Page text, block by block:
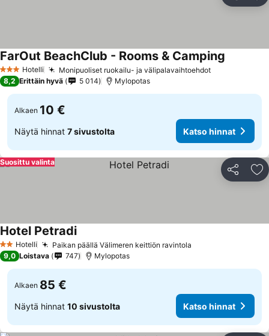
3 Tähtiluokitus
Hotelli Monipuoliset ruokailu- ja välipalavaihtoehdot
FarOut BeachClub - Rooms & Camping
8,2 Erittäin hyvä 5 014 Mylopotas
Alkaen 10 €
Näytä hinnat 7 sivustolta Katso hinnat
Jaa
Suosittu valinta
2 Tähtiluokitus
Hotelli Paikan päällä Välimeren keittiön ravintola
Hotel Petradi
9,0 Loistava 747 Mylopotas
Alkaen 85 €
Näytä hinnat 10 sivustolta Katso hinnat